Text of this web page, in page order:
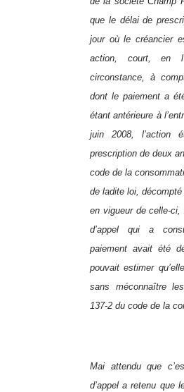
que le délai de
jour où le créancier
action, court, en
circonstance, à
dont le paiement a
étant antérieure à
juin 2008, l’action
prescription de deux
code de la
de ladite loi, décompté
en vigueur de celle-
d’appel qui a
paiement avait été
pouvait estimer
sans méconnaître
137-2 du code de la
Mai attendu que
d’appel a retenu que